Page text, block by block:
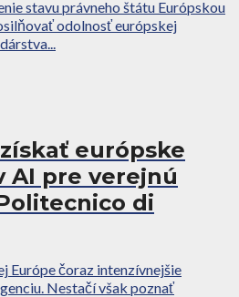
stavu právneho štátu Európskou
odolnosť európskej
európske
AI pre verejnú
di
Európe čoraz intenzívnejšie
Nestačí však poznať